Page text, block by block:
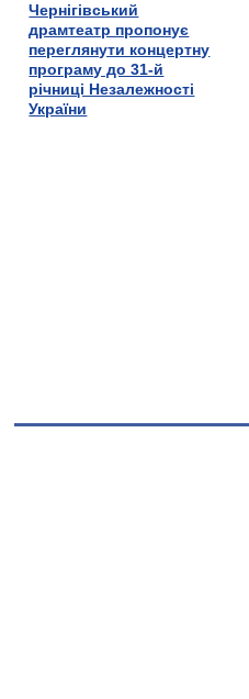
Чернігівський
драмтеатр пропонує
переглянути концертну
програму до 31-й
річниці Незалежності
України